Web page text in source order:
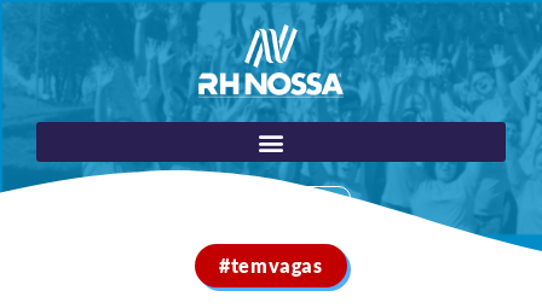
#temvagas